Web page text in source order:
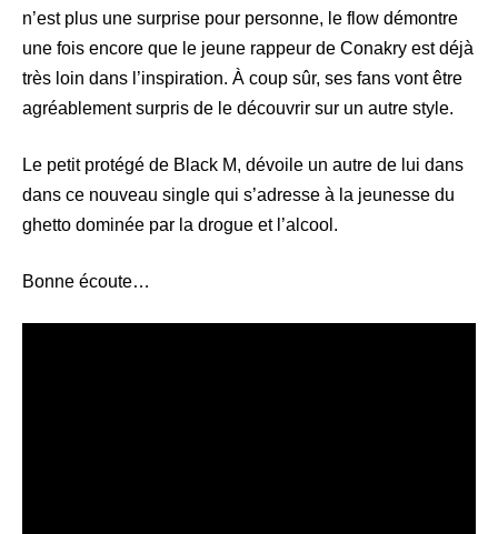
n’est plus une surprise pour personne, le flow démontre
une fois encore que le jeune rappeur de Conakry est déjà
très loin dans l’inspiration. À coup sûr, ses fans vont être
agréablement surpris de le découvrir sur un autre style.
Le petit protégé de Black M, dévoile un autre de lui dans
dans ce nouveau single qui s’adresse à la jeunesse du
ghetto dominée par la drogue et l’alcool.
Bonne écoute…